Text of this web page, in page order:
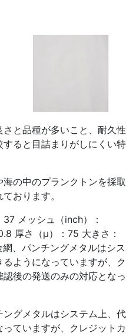
と品種が多いこと、耐久性
ると目詰まりがしにくい特
の中のプランクトンを採取
おります。
メッシュ（inch）：
厚さ（μ）：75 大きさ：
、パンチングメタルはシス
ようになっていますが、ク
後の発送のみの対応となっ
グメタルはシステム上、代
ていますが、クレジットカ